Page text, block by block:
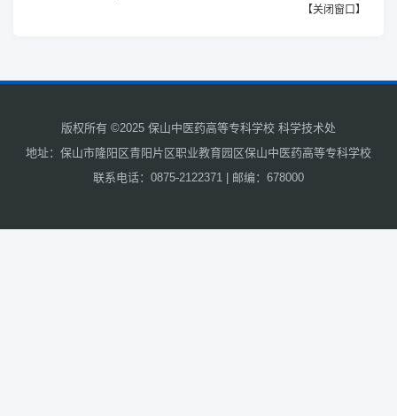
【关闭窗口】
版权所有 ©2025 保山中医药高等专科学校 科学技术处
地址：保山市隆阳区青阳片区职业教育园区保山中医药高等专科学校
联系电话：0875-2122371 | 邮编：678000